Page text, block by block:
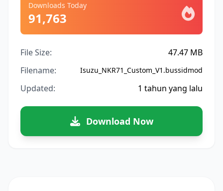
Downloads Today
91,763
File Size:
47.47 MB
Filename:
Isuzu_NKR71_Custom_V1.bussidmod
Updated: 1 tahun yang lalu
Download Now